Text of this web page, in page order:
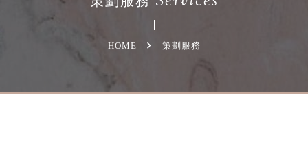
HOME 策劃服務